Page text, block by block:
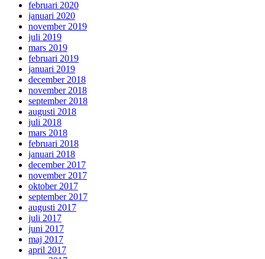
februari 2020
januari 2020
november 2019
juli 2019
mars 2019
februari 2019
januari 2019
december 2018
november 2018
september 2018
augusti 2018
juli 2018
mars 2018
februari 2018
januari 2018
december 2017
november 2017
oktober 2017
september 2017
augusti 2017
juli 2017
juni 2017
maj 2017
april 2017